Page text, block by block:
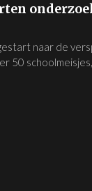
naar de
50